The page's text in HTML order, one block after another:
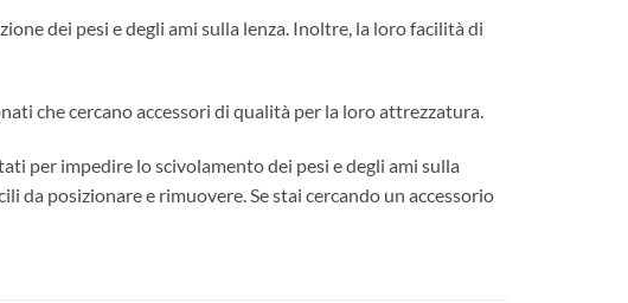
dei pesi e degli ami sulla lenza. Inoltre, la loro facilità di
che cercano accessori di qualità per la loro attrezzatura.
per impedire lo scivolamento dei pesi e degli ami sulla
da posizionare e rimuovere. Se stai cercando un accessorio